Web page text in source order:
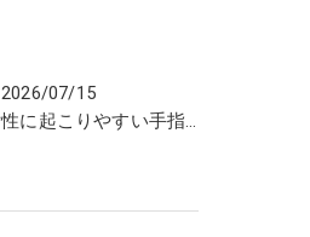
2026/07/15
女性に起こりやすい手指の変形とは